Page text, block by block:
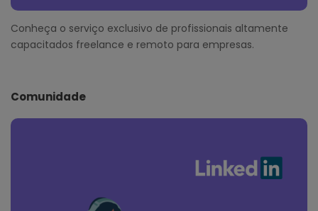
Conheça o serviço exclusivo de profissionais altamente
capacitados freelance e remoto para empresas.
Comunidade